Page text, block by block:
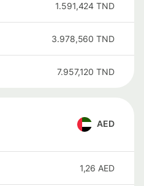
1.591,424 TND
3.978,560 TND
7.957,120 TND
AED
1,26 AED